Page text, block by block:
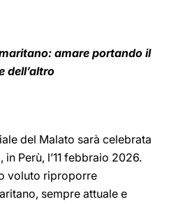
amare portando il
dell’altro
del Malato sarà celebrata
Perù, l’11 febbraio 2026.
voluto riproporre
sempre attuale e